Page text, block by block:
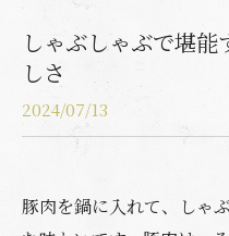
しゃぶしゃぶで堪
しさ
2024/07/13
豚肉を鍋に入れて、しゃ